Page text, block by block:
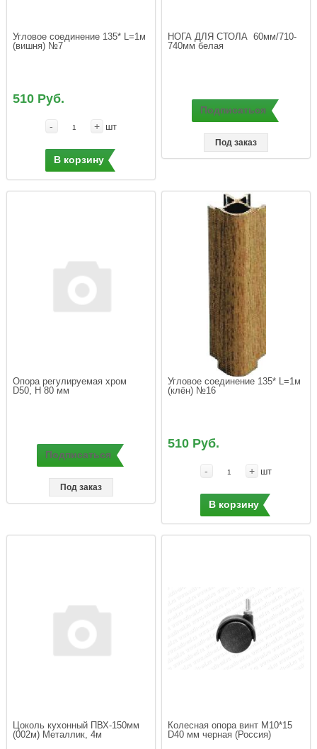
Угловое соединение 135* L=1м
(вишня) №7
510 Руб.
- + шт
В корзину
НОГА ДЛЯ СТОЛА  60мм/710-
Подписаться
Под заказ
Опора регулируемая хром
D50, H 80 мм
Подписаться
Под заказ
Угловое соединение 135* L=1м
(клён) №16
510 Руб.
- + шт
В корзину
Цоколь кухонный ПВХ-150мм
(002м) Металлик, 4м
Колесная опора винт М10*15